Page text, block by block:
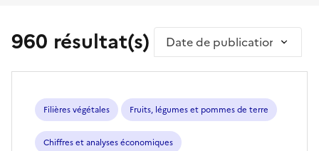
Trier par
960 résultat(s)
Filières végétales Fruits, légumes et pommes de terre
Chiffres et analyses économiques